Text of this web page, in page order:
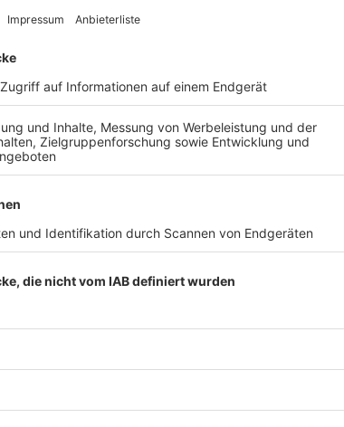
generieren
Website?
mit den BFV-
mannschaftsübergreifend
als PDF öffnen.